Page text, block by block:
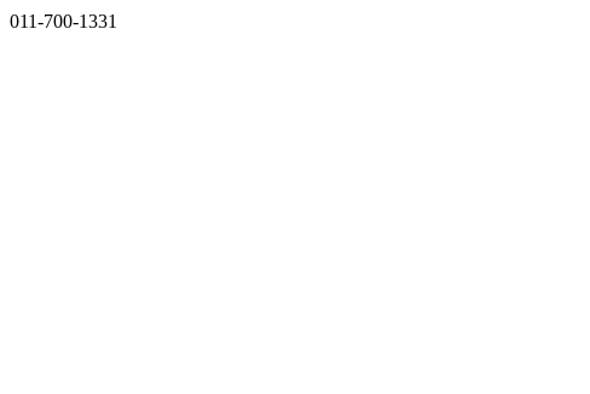
011-700-1331